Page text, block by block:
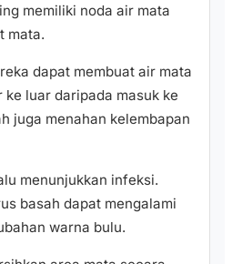
memiliki noda air mata
mata.
dapat membuat air mata
ke luar daripada masuk ke
juga menahan kelembapan
menunjukkan infeksi.
basah dapat mengalami
warna bulu.